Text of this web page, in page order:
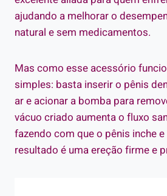
ajudando a melhorar o
natural e sem medicamentos.
Mas como esse acessório
simples: basta inserir o pênis
ar e acionar a bomba para
vácuo criado aumenta o fluxo
fazendo com que o pênis inche
resultado é uma ereção firme e